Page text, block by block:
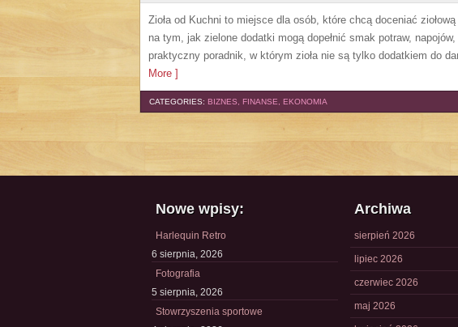
Zioła od Kuchni to miejsce dla osób, które chcą doceniać
na tym, jak zielone dodatki mogą dopełnić smak potraw,
praktyczny poradnik, w którym zioła nie są tylko dodatkiem do
More ]
CATEGORIES: BIZNES, FINANSE, EKONOMIA
Nowe wpisy:
Harlequin Retro
6 sierpnia, 2026
Fotografia
5 sierpnia, 2026
Stowrzyszenia sportowe
Archiwa
sierpień 2026
lipiec 2026
czerwiec 2026
maj 2026